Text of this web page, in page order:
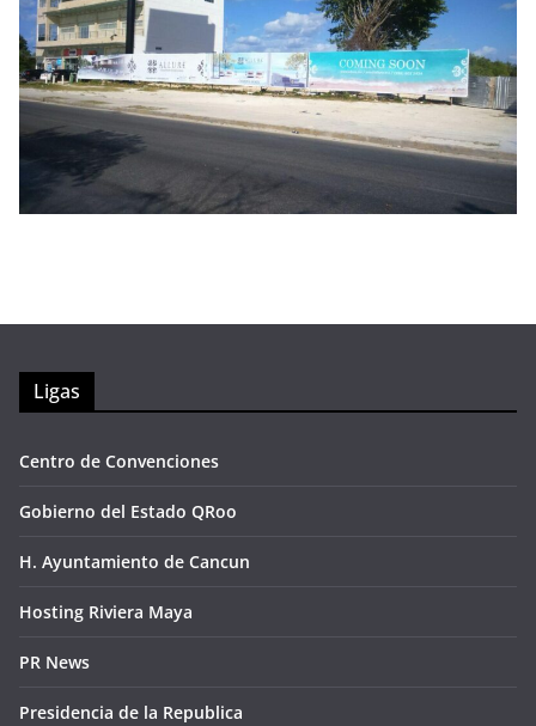
Ligas
Centro de Convenciones
Gobierno del Estado QRoo
H. Ayuntamiento de Cancun
Hosting Riviera Maya
PR News
Presidencia de la Republica